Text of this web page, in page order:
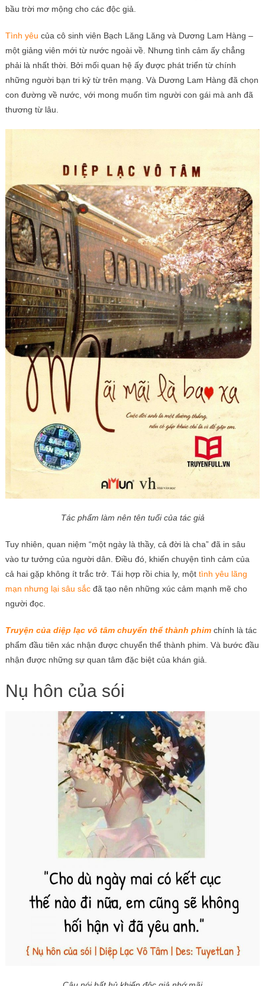
bầu trời mơ mộng cho các độc giả.
Tình yêu của cô sinh viên Bạch Lăng Lăng và Dương Lam Hàng –
một giảng viên mới từ nước ngoài về. Nhưng tình cảm ấy chẳng
phải là nhất thời. Bởi mối quan hệ ấy được phát triển từ chính
những người bạn tri kỷ từ trên mạng. Và Dương Lam Hàng đã chọn
con đường về nước, với mong muốn tìm người con gái mà anh đã
thương từ lâu.
Tác phẩm làm nên tên tuổi của tác giả
Tuy nhiên, quan niệm “một ngày là thầy, cả đời là cha” đã in sâu
vào tư tưởng của người dân. Điều đó, khiến chuyện tình cảm của
cả hai gặp không ít trắc trở. Tái hợp rồi chia ly, một tình yêu lãng
mạn nhưng lại sâu sắcđã tạo nên những xúc cảm mạnh mẽ cho
người đọc.
Truyện của diệp lạc vô tâm chuyển thể thành phim chính là tác
phẩm đầu tiên xác nhận được chuyển thể thành phim. Và bước đầu
nhận được những sự quan tâm đặc biệt của khán giả.
Nụ hôn của sói